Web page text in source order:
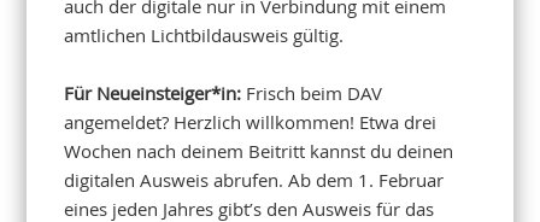
auch der digitale nur in Verbindung mit einem
amtlichen Lichtbildausweis gültig.
Für Neueinsteiger*in: Frisch beim DAV
angemeldet? Herzlich willkommen! Etwa drei
Wochen nach deinem Beitritt kannst du deinen
digitalen Ausweis abrufen. Ab dem 1. Februar
eines jeden Jahres gibt’s den Ausweis für das